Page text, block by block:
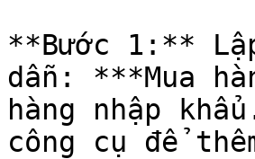
**Bước 1:**
dẫn: ***Mua
hàng nhập
công cụ để